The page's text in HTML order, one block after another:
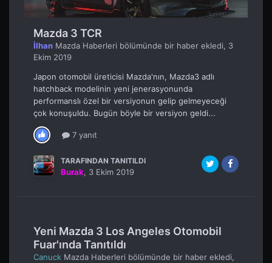
Mazda 3 TCR
İlhan Mazda Haberleri bölümünde bir haber ekledi, 3
Ekim 2019
Japon otomobil üreticisi Mazda'nın, Mazda3 adlı
hatchback modelinin yeni jenerasyonunda
performanslı özel bir versiyonun gelip gelmeyeceği
çok konuşuldu. Bugün böyle bir versiyon geldi...
7 yanıt
TARAFINDAN TANITILDI
Burak, 3 Ekim 2019
Yeni Mazda 3 Los Angeles Otomobil
Fuar'ında Tanıtıldı
Canuck Mazda Haberleri bölümünde bir haber ekledi,